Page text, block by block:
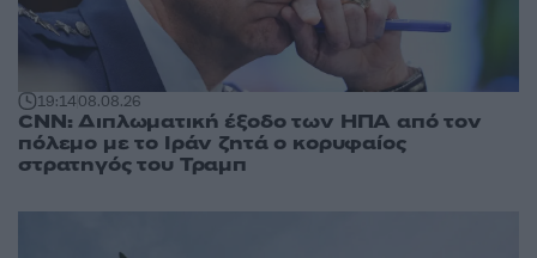
19:1408.08.26
CNN: Διπλωματική έξοδο των ΗΠΑ από τον
πόλεμο με το Ιράν ζητά ο κορυφαίος
στρατηγός του Τραμπ